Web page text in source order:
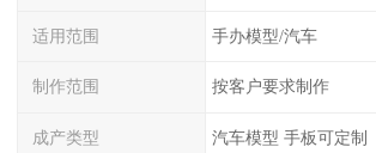
适用范围 手办模型/汽车
制作范围 按客户要求制作
成产类型 汽车模型 手板可定制